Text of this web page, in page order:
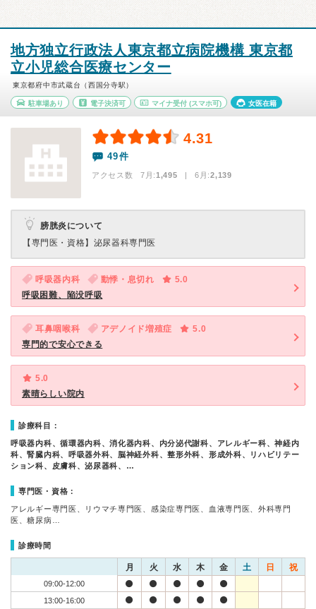
地方独立行政法人東京都立病院機構 東京都
立小児総合医療センター
東京都府中市武蔵台（西国分寺駅）
駐車場あり 電子決済可 マイナ受付 (スマホ可) 女医在籍
4.31
49件
アクセス数 7月:1,495 | 6月:2,139
膀胱炎について
【専門医・資格】 泌尿器科専門医
呼吸器内科 動悸・息切れ
5.0
呼吸困難、陥没呼吸
耳鼻咽喉科 アデノイド増殖症
5.0
専門的で安心できる
5.0
素晴らしい院内
診療科目：
呼吸器内科、循環器内科、消化器内科、内分泌代謝科、アレルギー科、神経内
科、腎臓内科、呼吸器外科、脳神経外科、整形外科、形成外科、リハビリテー
ション科、皮膚科、泌尿器科、…
専門医・資格：
アレルギー専門医、リウマチ専門医、感染症専門医、血液専門医、外科専門
医、糖尿病…
診療時間
月 火 水 木 金 土 日 祝
09:00-12:00
13:00-16:00